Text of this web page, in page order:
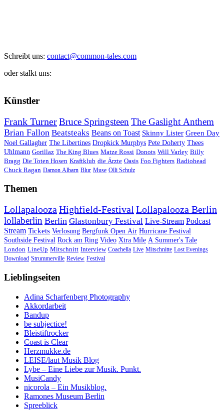
Schreibt uns: contact@common-tales.com
oder stalkt uns:
Künstler
Frank TurnerBruce Springsteen The Gaslight Anthem
Brian Fallon Beatsteaks Beans on Toast Skinny Lister Green Day
Noel Gallagher The Libertines Dropkick Murphys Pete Doherty Thees
Uhlmann Gorillaz The King Blues Matze Rossi Donots Will Varley Billy
Bragg Die Toten Hosen Kraftklub die Ärzte Oasis Foo Fighters Radiohead
Chuck Ragan Damon Albarn Blur Muse Olli Schulz
Themen
Lollapalooza Highfield-Festival Lollapalooza Berlin
lollaberlin Berlin Glastonbury Festival Live-Stream Podcast
Stream Tickets Verlosung Bergfunk Open Air Hurricane Festival
Southside Festival Rock am Ring Video Xtra Mile A Summer's Tale
London LineUp Mitschnitt Interview Coachella Live Mitschnitte Lost Evenings
Download Strummerville Review Festival
Lieblingseiten
Adina Scharfenberg Photography
Akkordarbeit
Bandup
be subjectice!
Bleistiftrocker
Coast is Clear
Herzmukke.de
LEISE/laut Musik Blog
Lybe – Eine Liebe zur Musik. Punkt.
MusiCandy
nicorola – Ein Musikblog.
Ramones Museum Berlin
Spreeblick